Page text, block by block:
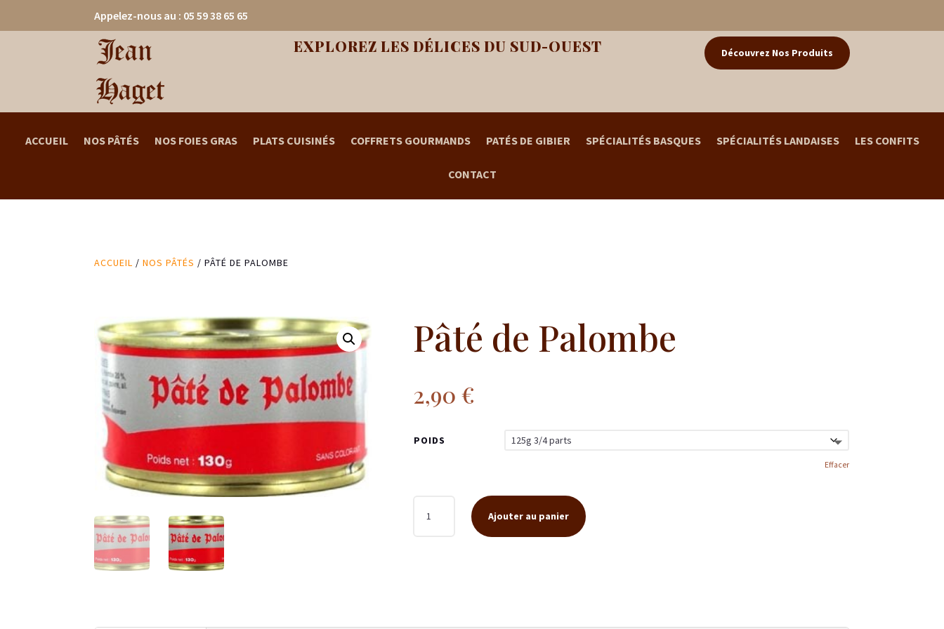
Appelez-nous au : 05 59 38 65 65
EXPLOREZ LES DÉLICES DU SUD-OUEST Découvrez Nos Produits
ACCUEIL NOS PÂTÉS NOS FOIES GRAS PLATS CUISINÉS COFFRETS GOURMANDS PATÉS DE GIBIER SPÉCIALITÉS BASQUES SPÉCIALITÉS LANDAISES LES CONFITS
CONTACT
ACCUEIL /NOS PÂTÉS / PÂTÉ DE PALOMBE
Pâté de Palombe
2,90€
POIDS
Effacer
Ajouter au panier